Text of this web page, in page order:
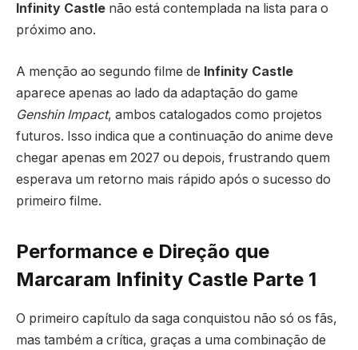
Infinity Castle não está contemplada na lista para o
próximo ano.
A menção ao segundo filme de Infinity Castle
aparece apenas ao lado da adaptação do game
Genshin Impact, ambos catalogados como projetos
futuros. Isso indica que a continuação do anime deve
chegar apenas em 2027 ou depois, frustrando quem
esperava um retorno mais rápido após o sucesso do
primeiro filme.
Performance e Direção que
Marcaram Infinity Castle Parte 1
O primeiro capítulo da saga conquistou não só os fãs,
mas também a crítica, graças a uma combinação de